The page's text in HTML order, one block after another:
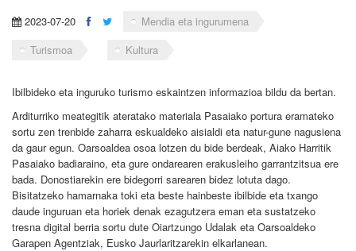
2023-07-20
Mendia eta ingurumena
Turismoa
Kultura
Ibilbideko eta inguruko turismo eskaintzen informazioa bildu da bertan.
Arditurriko meategitik ateratako materiala Pasaiako portura eramateko
sortu zen trenbide zaharra eskualdeko aisialdi eta natur-gune nagusiena
da gaur egun. Oarsoaldea osoa lotzen du bide berdeak, Aiako Harritik
Pasaiako badiaraino, eta gure ondarearen erakusleiho garrantzitsua ere
bada. Donostiarekin ere bidegorri sarearen bidez lotuta dago.
Bisitatzeko hamarnaka toki eta beste hainbeste ibilbide eta txango
daude inguruan eta horiek denak ezagutzera eman eta sustatzeko
tresna digital berria sortu dute Oiartzungo Udalak eta Oarsoaldeko
Garapen Agentziak, Eusko Jaurlaritzarekin elkarlanean.